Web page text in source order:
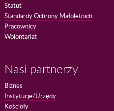
Statut
Standardy Ochrony Małoletnich
Pracownicy
Wolontariat
Nasi partnerzy
Biznes
Instytucje/Urzędy
Kościoły